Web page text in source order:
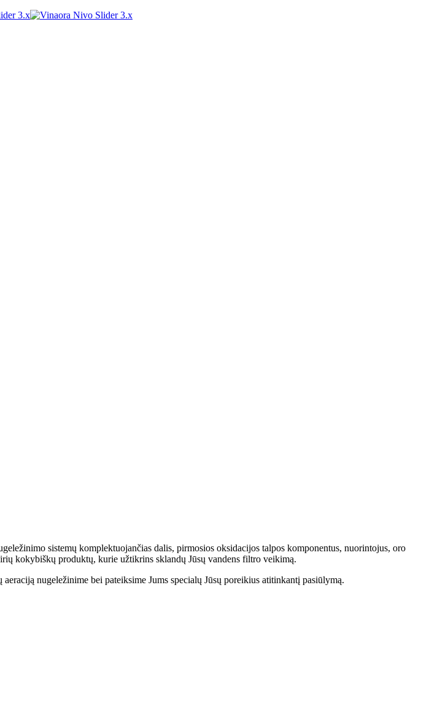
sistemų komplektuojančias dalis, pirmosios oksidacijos talpos komponentus, nuorintojus, oro
kokybiškų produktų, kurie užtikrins sklandų Jūsų vandens filtro veikimą.
aeraciją nugeležinime bei pateiksime Jums specialų Jūsų poreikius atitinkantį pasiūlymą.